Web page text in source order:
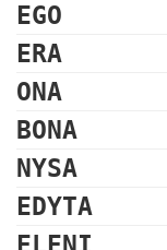
EGO
ERA
ONA
BONA
NYSA
EDYTA